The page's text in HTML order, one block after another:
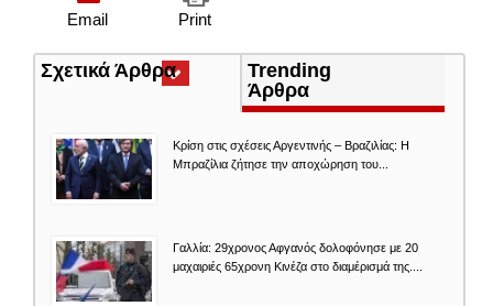
Print
Email
Σχετικά Άρθρα(ενεργή
καρτέλα)
Trending
Άρθρα
Κρίση στις σχέσεις Αργεντινής – Βραζιλίας: Η
Μπραζίλια ζήτησε την αποχώρηση του...
Γαλλία: 29χρονος Αφγανός δολοφόνησε με 20
μαχαιριές 65χρονη Κινέζα στο διαμέρισμά της....